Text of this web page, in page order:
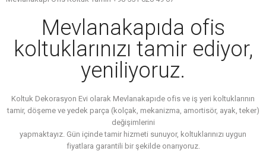
Mevlanakapıda ofis
koltuklarınızı tamir ediyor,
yeniliyoruz.
Koltuk Dekorasyon Evi olarak Mevlanakapıde ofis ve iş yeri koltuklarının
tamir, döşeme ve yedek parça (kolçak, mekanizma, amortisör, ayak, teker)
değişimlerini
yapmaktayız. Gün içinde tamir hizmeti sunuyor, koltuklarınızı uygun
fiyatlara garantili bir şekilde onarıyoruz.